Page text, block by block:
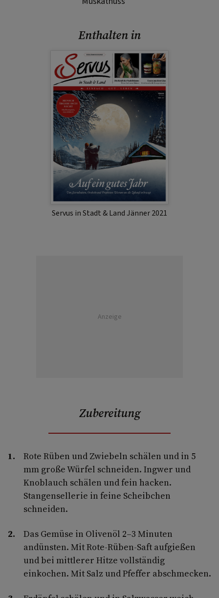
Enthalten in
Servus in Stadt & Land Jänner 2021
Anzeige
Zubereitung
Rote Rüben und Zwiebeln schälen und in 5
mm große Würfel schneiden. Ingwer und
Knoblauch schälen und fein hacken.
Stangensellerie in feine Scheibchen
schneiden.
Das Gemüse in Olivenöl 2–3 Minuten
andünsten. Mit Rote-Rüben-Saft aufgießen
und bei mittlerer Hitze vollständig
einkochen. Mit Salz und Pfeffer abschmecken.